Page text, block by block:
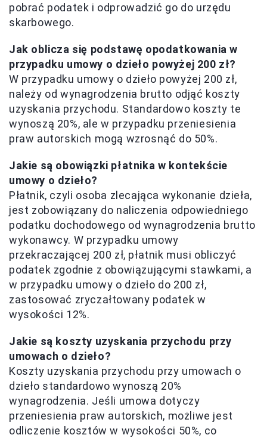
pobrać podatek i odprowadzić go do urzędu
skarbowego.
Jak oblicza się podstawę opodatkowania w
przypadku umowy o dzieło powyżej 200 zł?
W przypadku umowy o dzieło powyżej 200 zł,
należy od wynagrodzenia brutto odjąć koszty
uzyskania przychodu. Standardowo koszty te
wynoszą 20%, ale w przypadku przeniesienia
praw autorskich mogą wzrosnąć do 50%.
Jakie są obowiązki płatnika w kontekście
umowy o dzieło?
Płatnik, czyli osoba zlecająca wykonanie dzieła,
jest zobowiązany do naliczenia odpowiedniego
podatku dochodowego od wynagrodzenia brutto
wykonawcy. W przypadku umowy
przekraczającej 200 zł, płatnik musi obliczyć
podatek zgodnie z obowiązującymi stawkami, a
w przypadku umowy o dzieło do 200 zł,
zastosować zryczałtowany podatek w
wysokości 12%.
Jakie są koszty uzyskania przychodu przy
umowach o dzieło?
Koszty uzyskania przychodu przy umowach o
dzieło standardowo wynoszą 20%
wynagrodzenia. Jeśli umowa dotyczy
przeniesienia praw autorskich, możliwe jest
odliczenie kosztów w wysokości 50%, co